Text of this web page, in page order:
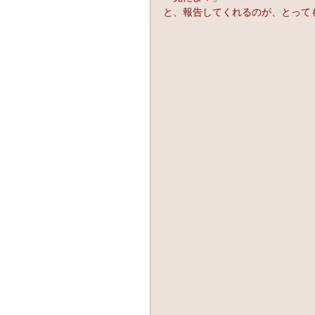
と、報告してくれるのが、とっ